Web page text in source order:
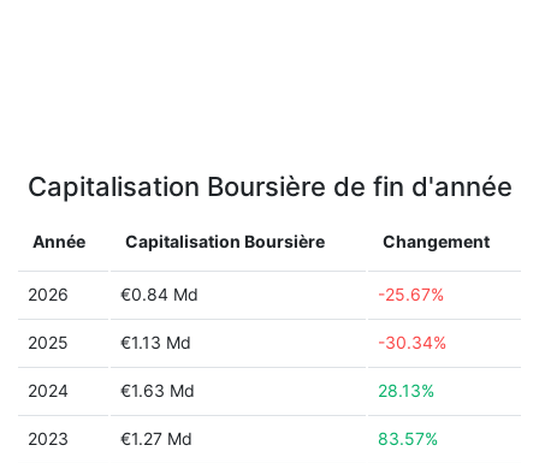
Capitalisation Boursière de fin d'année
Année Capitalisation Boursière Changement
2026 €0.84 Md -25.67%
2025 €1.13 Md -30.34%
2024 €1.63 Md 28.13%
2023 €1.27 Md 83.57%